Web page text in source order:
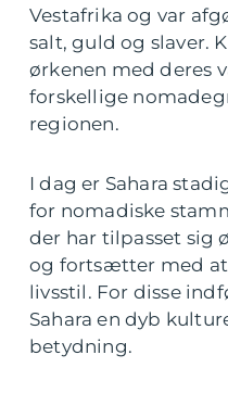
Vestafrika og var
salt, guld og slaver.
ørkenen med deres
forskellige
regionen.
I dag er Sahara
for nomadiske
der har tilpasset sig
og fortsætter med
livsstil. For disse
Sahara en dyb
betydning.